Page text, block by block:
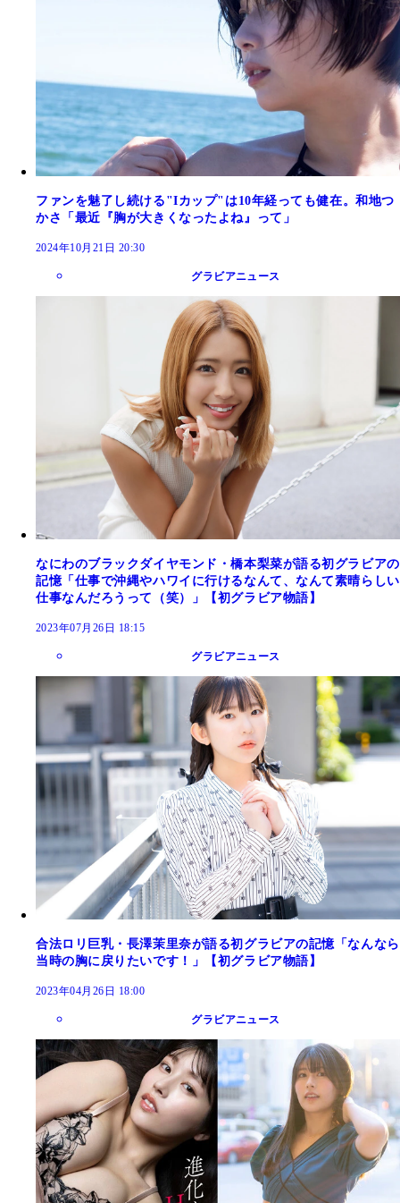
ファンを魅了し続ける"Iカップ"は10年経っても健在。和地つ
かさ「最近『胸が大きくなったよね』って」
2024年10月21日 20:30
グラビアニュース
なにわのブラックダイヤモンド・橋本梨菜が語る初グラビアの
記憶「仕事で沖縄やハワイに行けるなんて、なんて素晴らしい
仕事なんだろうって（笑）」【初グラビア物語】
2023年07月26日 18:15
グラビアニュース
合法ロリ巨乳・長澤茉里奈が語る初グラビアの記憶「なんなら
当時の胸に戻りたいです！」【初グラビア物語】
2023年04月26日 18:00
グラビアニュース